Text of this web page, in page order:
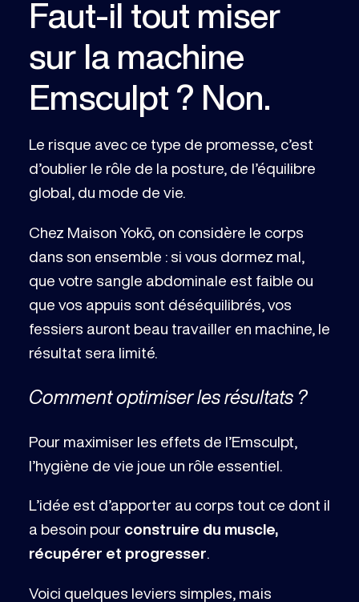
Faut-il tout miser
sur la machine
Emsculpt ? Non.
Le risque avec ce type de promesse, c’est
d’oublier le rôle de la posture, de l’équilibre
global, du mode de vie.
Chez Maison Yokō, on considère le corps
dans son ensemble : si vous dormez mal,
que votre sangle abdominale est faible ou
que vos appuis sont déséquilibrés, vos
fessiers auront beau travailler en machine, le
résultat sera limité.
Comment optimiser les résultats ?
Pour maximiser les effets de l’Emsculpt,
l’hygiène de vie joue un rôle essentiel.
L’idée est d’apporter au corps tout ce dont il
a besoin pour construire du muscle,
récupérer et progresser
Voici quelques leviers simples, mais